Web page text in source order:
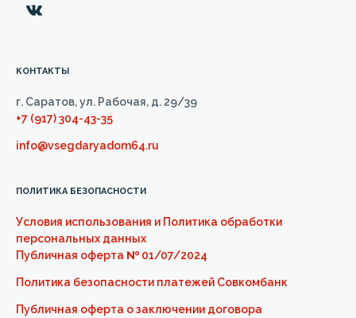
КОНТАКТЫ
г. Саратов, ул. Рабочая, д. 29/39
+7 (917) 304-43-35
info@vsegdaryadom64.ru
ПОЛИТИКА БЕЗОПАСНОСТИ
Условия использования и Политика обработки
персональных данных
Публичная оферта № 01/07/2024
Политика безопасности платежей Совкомбанк
Публичная оферта о заключении договора